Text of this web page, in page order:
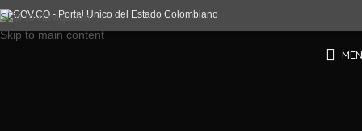
Skip to navigation
Skip to main content